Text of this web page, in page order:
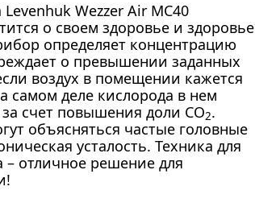
Wezzer Air MC40
о своем здоровье и здоровье
определяет концентрацию
о превышении заданных
воздух в помещении кажется
самом деле кислорода в нем
счет повышения доли CO2.
объясняться частые головные
усталость. Техника для
– отличное решение для